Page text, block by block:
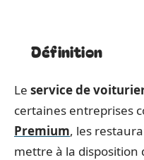
Définition
Le service de
certaines entreprises
Premium, les
mettre à la disposition